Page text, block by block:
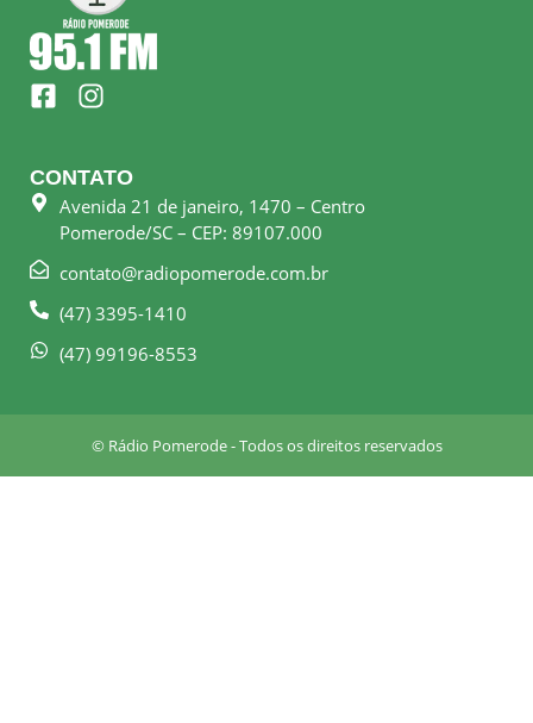
F
a
e
b
o
k
s
q
a
I
n
t
a
g
r
a
m
CONTATO
Avenida 21 de janeiro, 1470 – Centro
Pomerode/SC – CEP: 89107.000
contato@radiopomerode.com.br
(47) 3395-1410
(47) 99196-8553
© Rádio Pomerode - Todos os direitos reservados